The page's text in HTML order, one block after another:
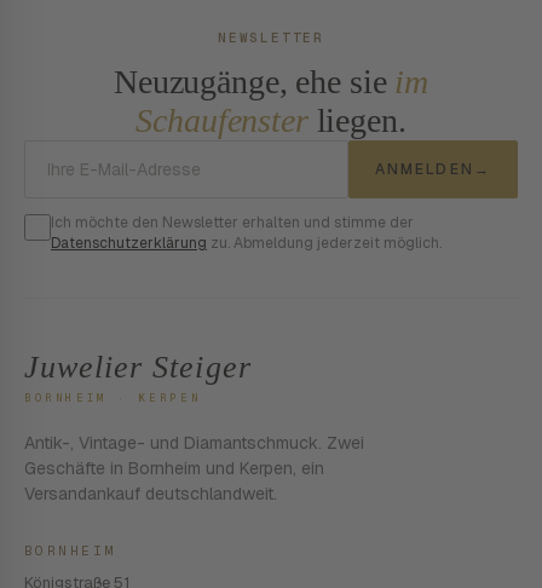
NEWSLETTER
Neuzugänge, ehe sie im
Schaufensterliegen.
ANMELDEN →
Ich möchte den Newsletter erhalten und stimme der
Datenschutzerklärung zu. Abmeldung jederzeit möglich.
Juwelier Steiger
BORNHEIM · KERPEN
Antik-, Vintage- und Diamantschmuck. Zwei
Geschäfte in Bornheim und Kerpen, ein
Versandankauf deutschlandweit.
BORNHEIM
Königstraße 51